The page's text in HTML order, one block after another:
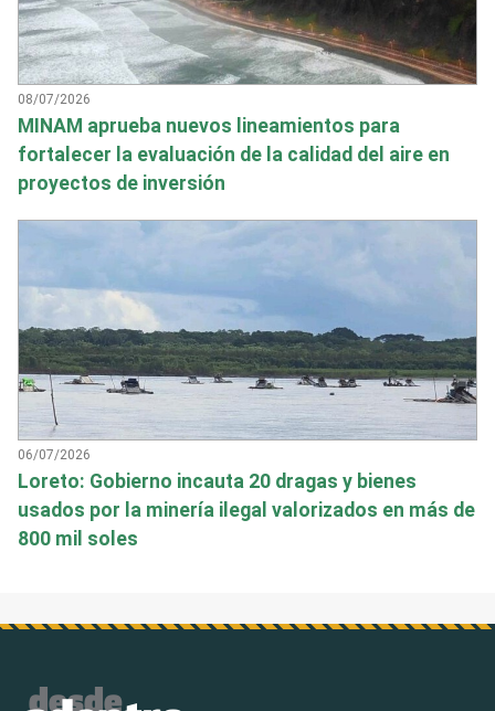
08/07/2026
MINAM aprueba nuevos lineamientos para
fortalecer la evaluación de la calidad del aire en
proyectos de inversión
06/07/2026
Loreto: Gobierno incauta 20 dragas y bienes
usados por la minería ilegal valorizados en más de
800 mil soles